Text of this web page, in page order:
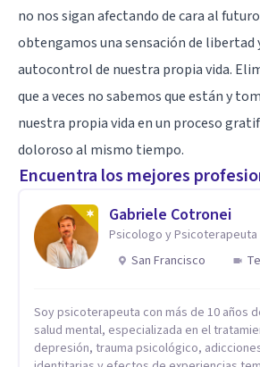
no nos sigan afectando de cara al
obtengamos una sensación de libertad
autocontrol de nuestra propia vida.
que a veces no sabemos que están y
nuestra propia vida en un proceso
doloroso al mismo tiempo.
Encuentra los mejores
Gabriele Cotronei
Psicologo y Psicoterapeuta
San Francisco
Soy psicoterapeuta con más de 10 años
salud mental, especializada en el
depresión, trauma psicológico,